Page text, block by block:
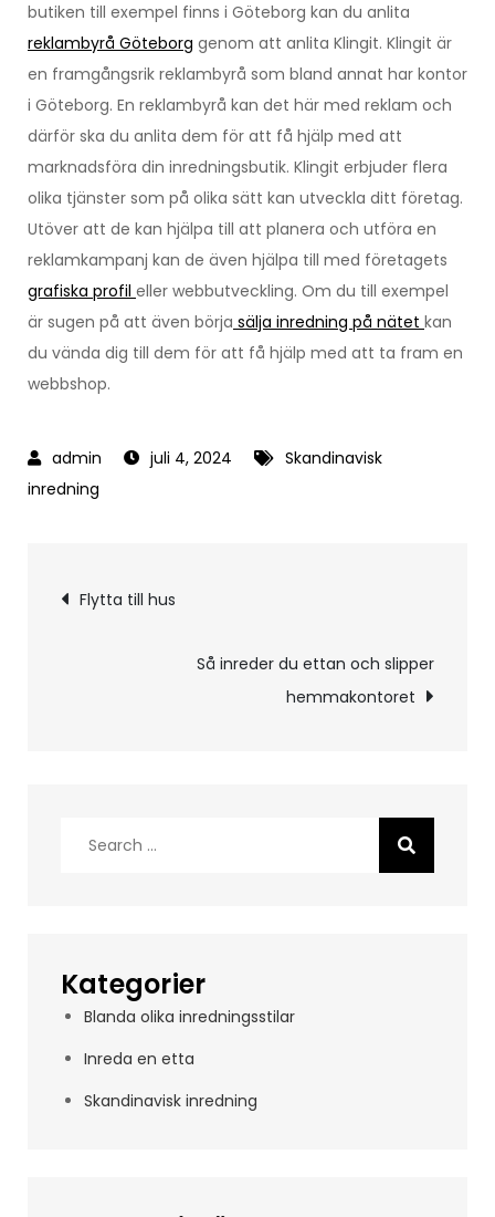
butiken till exempel finns i Göteborg kan du anlita
reklambyrå Göteborg genom att anlita Klingit. Klingit är
en framgångsrik reklambyrå som bland annat har kontor
i Göteborg. En reklambyrå kan det här med reklam och
därför ska du anlita dem för att få hjälp med att
marknadsföra din inredningsbutik. Klingit erbjuder flera
olika tjänster som på olika sätt kan utveckla ditt företag.
Utöver att de kan hjälpa till att planera och utföra en
reklamkampanj kan de även hjälpa till med företagets
grafiska profil eller webbutveckling. Om du till exempel
är sugen på att även börja sälja inredning på nätet kan
du vända dig till dem för att få hjälp med att ta fram en
webbshop.
juli 4, 2024
Skandinavisk
inredning
Inläggsnavigering
Flytta till hus
Så inreder du ettan och slipper
hemmakontoret
Kategorier
Blanda olika inredningsstilar
Inreda en etta
Skandinavisk inredning